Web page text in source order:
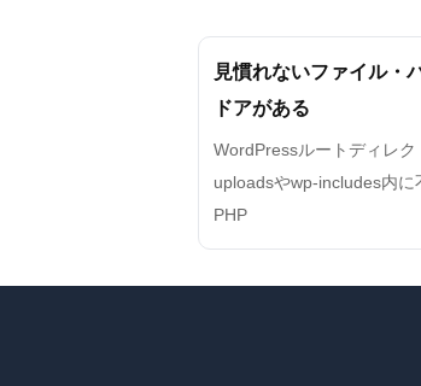
見慣れないファイル・
ドアがある
WordPressルートディレク
uploadsやwp-includes内に
PHP